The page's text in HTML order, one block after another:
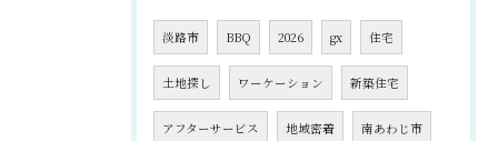
淡路市 BBQ 2026 gx 住宅
土地探し ワーケーション 新築住宅
アフターサービス 地域密着 南あわじ市